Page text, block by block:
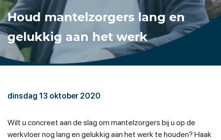
Houd mantelzorgers lang en
gelukkig aan het werk
dinsdag 13 oktober 2020
Wilt u concreet aan de slag om mantelzorgers bij u op de
werkvloer nog lang en gelukkig aan het werk te houden? Haak